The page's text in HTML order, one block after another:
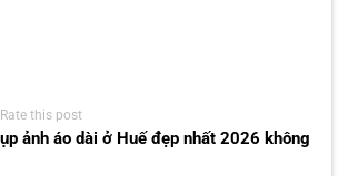
Rate this post
ảnh áo dài ở Huế đẹp nhất 2026 không